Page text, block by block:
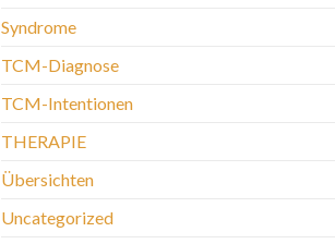
Syndrome
TCM-Diagnose
TCM-Intentionen
THERAPIE
Übersichten
Uncategorized